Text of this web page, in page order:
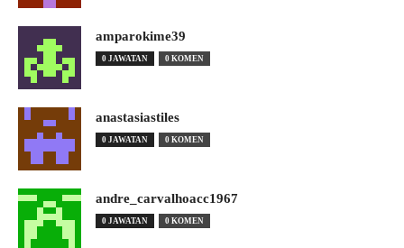
amparokime39
0 JAWATAN 0 KOMEN
anastasiastiles
0 JAWATAN 0 KOMEN
andre_carvalhoacc1967
0 JAWATAN 0 KOMEN